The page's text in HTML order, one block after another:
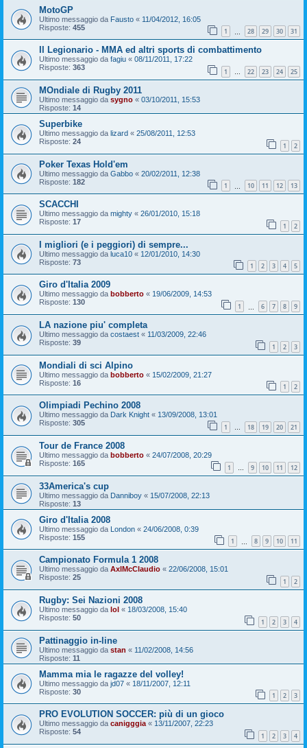
MotoGP
Ultimo messaggio da Fausto « 11/04/2012, 16:05
Risposte: 455 1 28 29 30 31
Il Legionario - MMA ed altri sports di combattimento
Ultimo messaggio da fagiu « 08/11/2011, 17:22
Risposte: 363 1 … 22 23 24 25
MOndiale di Rugby 2011
Ultimo messaggio da sygno « 03/10/2011, 15:53
Risposte: 14
Superbike
Ultimo messaggio da lizard « 25/08/2011, 12:53
Risposte: 24 1 2
Poker Texas Hold'em
Ultimo messaggio da Gabbo « 20/02/2011, 12:38
Risposte: 182 1 10 11 12 13
SCACCHI
Ultimo messaggio da mighty « 26/01/2010, 15:18
Risposte: 17 1 2
I migliori (e i peggiori) di sempre...
Ultimo messaggio da luca10 « 12/01/2010, 14:30
Risposte: 73 1 2 3 4 5
Giro d'Italia 2009
Ultimo messaggio da bobberto « 19/06/2009, 14:53
Risposte: 130 1 6 7 8 9
LA nazione piu' completa
Ultimo messaggio da costaest « 11/03/2009, 22:46
Risposte: 39 1 2 3
Mondiali di sci Alpino
Ultimo messaggio da bobberto « 15/02/2009, 21:27
Risposte: 16 1 2
Olimpiadi Pechino 2008
Ultimo messaggio da Dark Knight « 13/09/2008, 13:01
Risposte: 305 1 … 18 19 20 21
Tour de France 2008
Ultimo messaggio da bobberto « 24/07/2008, 20:29
Risposte: 165 1 … 9 10 11 12
33America's cup
Ultimo messaggio da Danniboy « 15/07/2008, 22:13
Risposte: 13
Giro d'Italia 2008
Ultimo messaggio da London « 24/06/2008, 0:39
Risposte: 155 1 8 9 10 11
Campionato Formula 1 2008
Ultimo messaggio da AxlMcClaudio « 22/06/2008, 15:01
Risposte: 25 1 2
Rugby: Sei Nazioni 2008
Ultimo messaggio da lol « 18/03/2008, 15:40
Risposte: 50 1 2 3 4
Pattinaggio in-line
Ultimo messaggio da stan « 11/02/2008, 14:56
Risposte: 11
Mamma mia le ragazze del volley!
Ultimo messaggio da jd07 « 18/11/2007, 12:11
Risposte: 30 1 2 3
PRO EVOLUTION SOCCER: più di un gioco
Ultimo messaggio da canigggia « 13/11/2007, 22:23
Risposte: 54 1 2 3 4